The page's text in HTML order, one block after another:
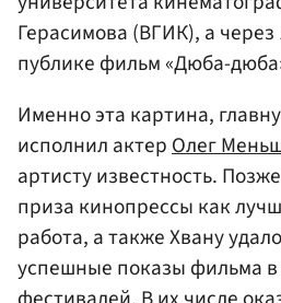
Герасимова (ВГИК), а через
публике фильм «Дюба-
Именно эта картина,
исполнил актерОлег
артисту известность.
приза кинопрессы как
работа, а также Хвану
успешные показы фильма в